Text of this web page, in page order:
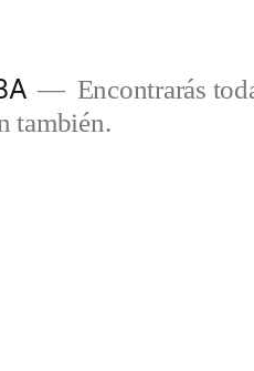
Encontrarás
también.